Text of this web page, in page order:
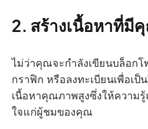
2. สร้างเนื้อหาที่มี
ไม่ว่าคุณจะกำลังเขียนบล็อก
กราฟิก หรือลงทะเบียนเพื่อเ
เนื้อหาคุณภาพสูงซึ่งให้ความ
ใจแก่ผู้ชมของคุณ